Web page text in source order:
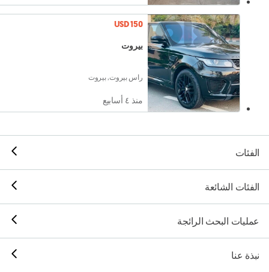
USD 150
بيروت
راس بيروت, بيروت
منذ ٤ أسابيع
الفئات
الفئات الشائعة
عمليات البحث الرائجة
نبذة عنا